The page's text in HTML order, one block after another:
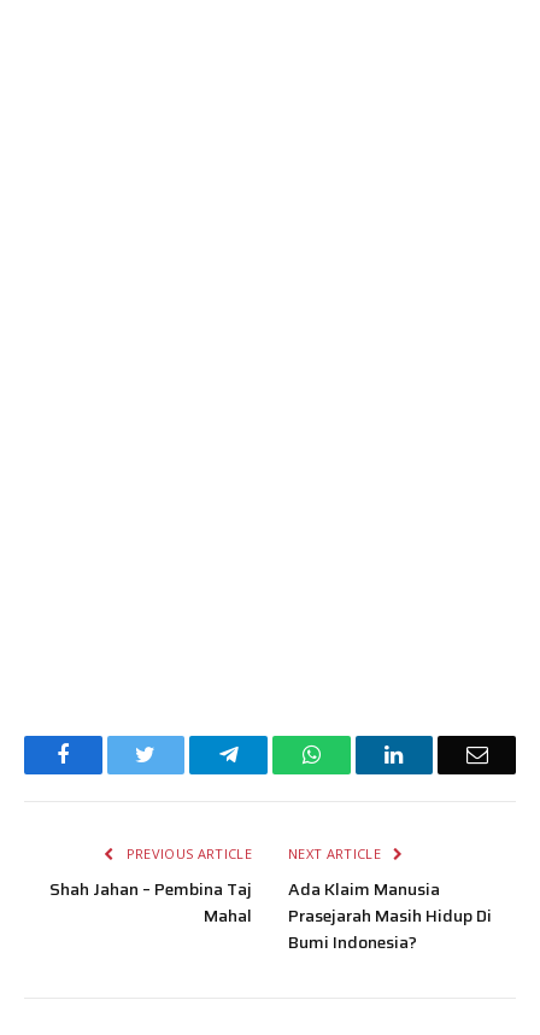
Facebook TelegramWhatsAppLinkedIn Email
PREVIOUS ARTICLE
Shah Jahan – Pembina Taj
Mahal
NEXT ARTICLE
Ada Klaim Manusia
Prasejarah Masih Hidup Di
Bumi Indonesia?